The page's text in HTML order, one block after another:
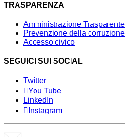
TRASPARENZA
Amministrazione Trasparente
Prevenzione della corruzione
Accesso civico
SEGUICI SUI SOCIAL
Twitter
You Tube
LinkedIn
Instagram